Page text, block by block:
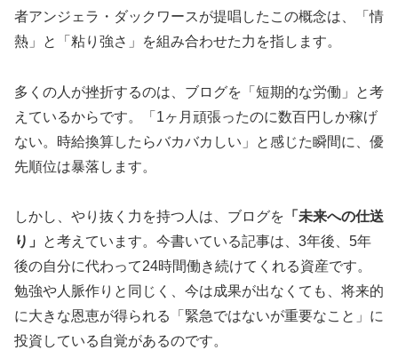
者アンジェラ・ダックワースが提唱したこの概念は、「情
熱」と「粘り強さ」を組み合わせた力を指します。
多くの人が挫折するのは、ブログを「短期的な労働」と考
えているからです。「1ヶ月頑張ったのに数百円しか稼げ
ない。時給換算したらバカバカしい」と感じた瞬間に、優
先順位は暴落します。
しかし、やり抜く力を持つ人は、ブログを 「未来への仕送
り」
と考えています。今書いている記事は、3年後、5年
後の自分に代わって24時間働き続けてくれる資産です。
勉強や人脈作りと同じく、今は成果が出なくても、将来的
に大きな恩恵が得られる「緊急ではないが重要なこと」に
投資している自覚があるのです。